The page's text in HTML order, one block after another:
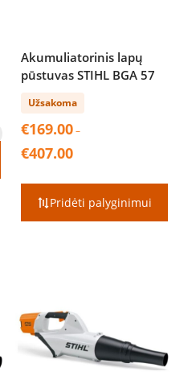
Akumuliatorinis lapų
pūstuvas STIHL BGA 57
Užsakoma
€169.00–
€407.00Price
through
€407.00
Pridėti palyginimui